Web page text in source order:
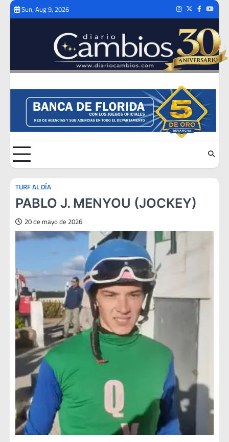
Skip
Sun, Aug 9, 2026 Instagram
TwitterFacebook
TURF AL DÍA
PABLO J. MENYOU (JOCKEY)
20 de mayo de 2026